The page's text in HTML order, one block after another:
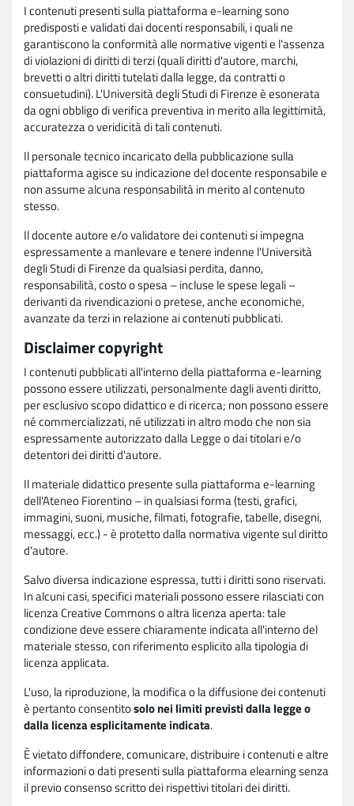
I contenuti presenti sulla piattaforma e-learning sono
predisposti e validati dai docenti responsabili, i quali ne
garantiscono la conformità alle normative vigenti e l'assenza
di violazioni di diritti di terzi (quali diritti d'autore, marchi,
brevetti o altri diritti tutelati dalla legge, da contratti o
consuetudini). L'Università degli Studi di Firenze è esonerata
da ogni obbligo di verifica preventiva in merito alla legittimità,
accuratezza o veridicità di tali contenuti.
Il personale tecnico incaricato della pubblicazione sulla
piattaforma agisce su indicazione del docente responsabile e
non assume alcuna responsabilità in merito al contenuto
stesso.
Il docente autore e/o validatore dei contenuti si impegna
espressamente a manlevare e tenere indenne l'Università
degli Studi di Firenze da qualsiasi perdita, danno,
responsabilità, costo o spesa – incluse le spese legali –
derivanti da rivendicazioni o pretese, anche economiche,
avanzate da terzi in relazione ai contenuti pubblicati.
Disclaimer copyright
I contenuti pubblicati all'interno della piattaforma e-learning
possono essere utilizzati, personalmente dagli aventi diritto,
per esclusivo scopo didattico e di ricerca; non possono essere
né commercializzati, né utilizzati in altro modo che non sia
espressamente autorizzato dalla Legge o dai titolari e/o
detentori dei diritti d'autore.
Il materiale didattico presente sulla piattaforma e-learning
dell'Ateneo Fiorentino – in qualsiasi forma (testi, grafici,
immagini, suoni, musiche, filmati, fotografie, tabelle, disegni,
messaggi, ecc.) - è protetto dalla normativa vigente sul diritto
d'autore.
Salvo diversa indicazione espressa, tutti i diritti sono riservati.
In alcuni casi, specifici materiali possono essere rilasciati con
licenza Creative Commons o altra licenza aperta: tale
condizione deve essere chiaramente indicata all'interno del
materiale stesso, con riferimento esplicito alla tipologia di
licenza applicata.
L'uso, la riproduzione, la modifica o la diffusione dei contenuti
è pertanto consentitosolo nei limiti previsti dalla legge o
dalla licenza esplicitamente indicata.
È vietato diffondere, comunicare, distribuire i contenuti e altre
informazioni o dati presenti sulla piattaforma elearning senza
il previo consenso scritto dei rispettivi titolari dei diritti.